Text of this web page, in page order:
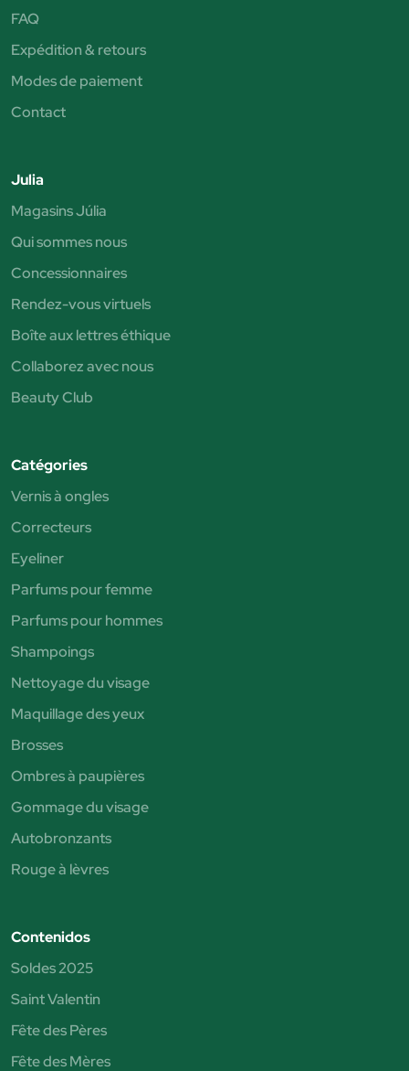
FAQ
Expédition & retours
Modes de paiement
Contact
Julia
Magasins Júlia
Qui sommes nous
Concessionnaires
Rendez-vous virtuels
Boîte aux lettres éthique
Collaborez avec nous
Beauty Club
Catégories
Vernis à ongles
Correcteurs
Eyeliner
Parfums pour femme
Parfums pour hommes
Shampoings
Nettoyage du visage
Maquillage des yeux
Brosses
Ombres à paupières
Gommage du visage
Autobronzants
Rouge à lèvres
Contenidos
Soldes 2025
Saint Valentin
Fête des Pères
Fête des Mères